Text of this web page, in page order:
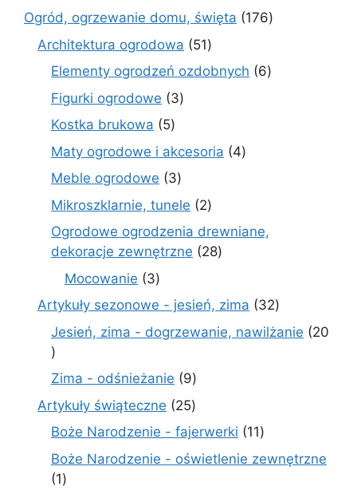
produktów
Ogród, ogrzewanie domu, święta 176176
Architektura ogrodowa 5151
produktów
Elementy ogrodzeń ozdobnych 66
Figurki ogrodowe 33
Kostka brukowa 55
produktów
Maty ogrodowe i akcesoria 44
Meble ogrodowe 33
produkty
Mikroszklarnie, tunele 22
produkty
Ogrodowe ogrodzenia drewniane,
dekoracje zewnętrzne
2828
Mocowanie 33
produkty
Artykuły sezonowe - jesień, zima 3232
produkty
Jesień, zima - dogrzewanie, nawilżanie
20
20
produktów
Zima - odśnieżanie 99
produktów
Artykuły świąteczne 2525
produktów
Boże Narodzenie - fajerwerki 1111
produktów
Boże Narodzenie - oświetlenie zewnętrzne
11